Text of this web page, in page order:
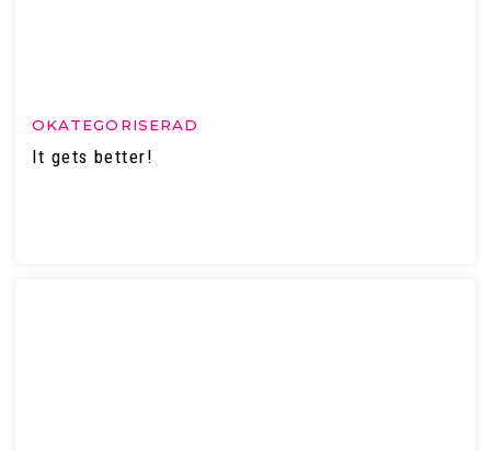
OKATEGORISERAD
It gets better!